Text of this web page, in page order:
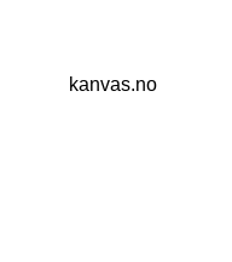
kanvas.no